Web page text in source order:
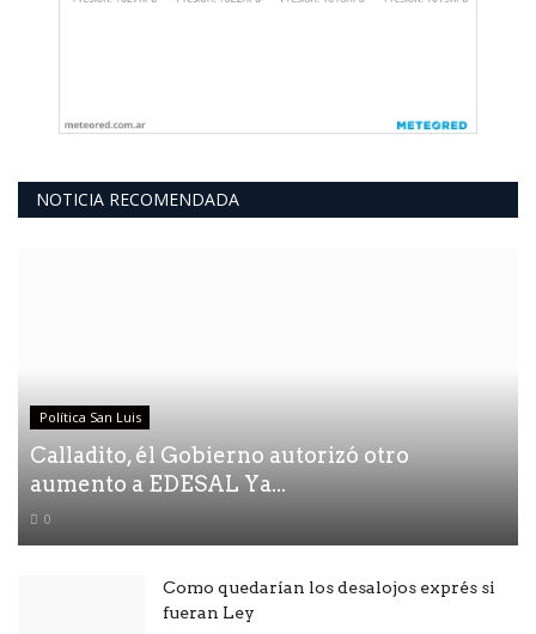
NOTICIA RECOMENDADA
Política San Luis
Calladito, él Gobierno autorizó otro
aumento a EDESAL Ya...
0
Como quedarían los desalojos exprés si
fueran Ley